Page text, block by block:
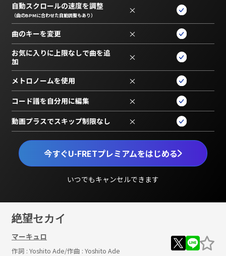
今すぐU-FRETプレミアムをはじめる
いつでもキャンセルできます
自動スクロールの速度を調整
（曲のBPMに合わせた自動調整もあり） ×
曲のキーを変更 ×
お気に入りに上限なしで曲を追
加
×
メトロノームを使用 ×
コード譜を自分用に編集 ×
動画プラスでスキップ制限なし ×
絶望セカイ
マーキュロ
作詞 : Yoshito Ade/作曲 : Yoshito Ade